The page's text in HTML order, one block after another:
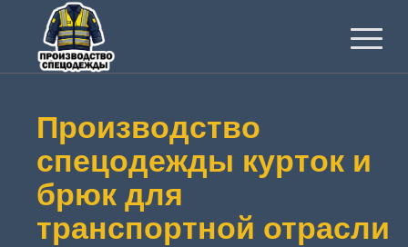
Производство
спецодежды курток и
брюк для
транспортной отрасли